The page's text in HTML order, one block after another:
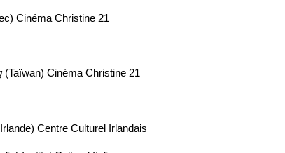
Cinéma Christine 21
(Taïwan) Cinéma Christine 21
Centre Culturel Irlandais